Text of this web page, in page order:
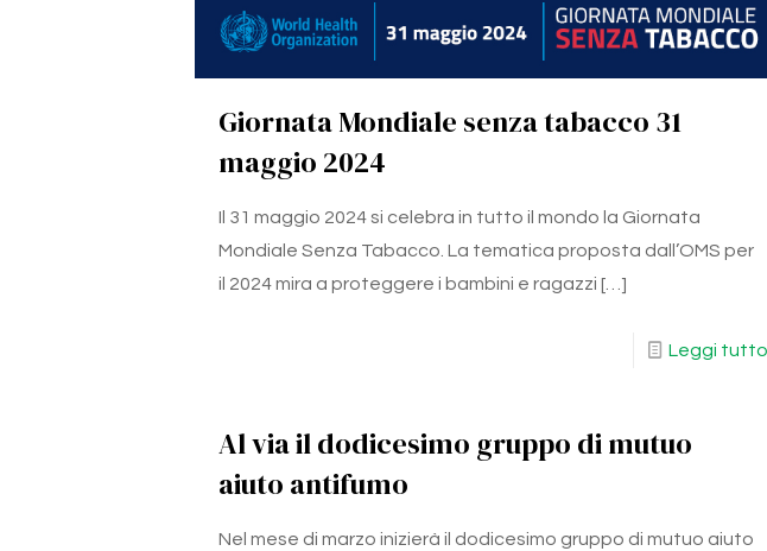
Giornata Mondiale senza tabacco 31
maggio 2024
Il 31 maggio 2024 si celebra in tutto il mondo la Giornata
Mondiale Senza Tabacco. La tematica proposta dall’OMS per
il 2024 mira a proteggere i bambini e ragazzi […]
Leggi tutto
Al via il dodicesimo gruppo di mutuo
aiuto antifumo
Nel mese di marzo inizierà il dodicesimo gruppo di mutuo aiuto